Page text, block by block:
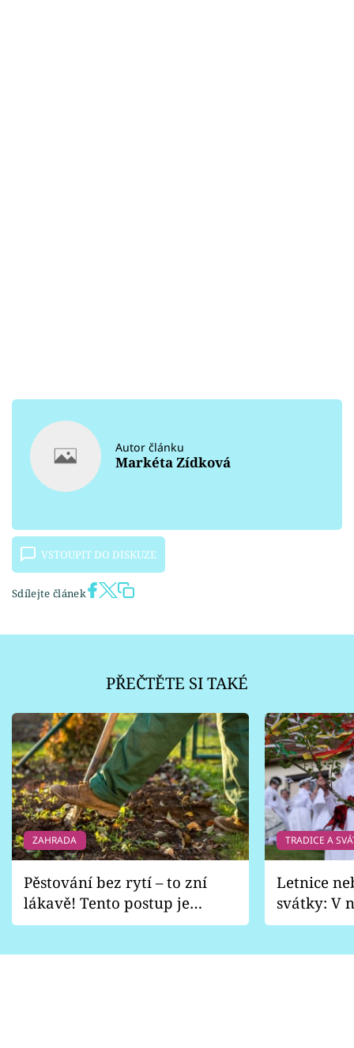
Autor článku
Markéta Zídková
VSTOUPIT DO DISKUZE
Sdílejte článek
PŘEČTĚTE SI TAKÉ
ZAHRADA
Pěstování bez rytí – to zní
lákavě! Tento postup je
vhodný jen pro některé
TRADICE A
Letnice
svátky: V
pondělí